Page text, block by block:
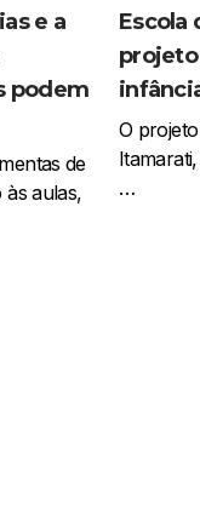
e a
podem
de
às aulas,
Escola
O
…